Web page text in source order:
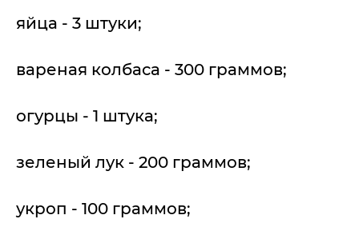
яйца - 3 штуки;
вареная колбаса - 300 граммов;
огурцы - 1 штука;
зеленый лук - 200 граммов;
укроп - 100 граммов;